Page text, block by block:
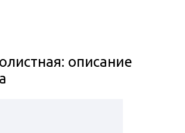
описание